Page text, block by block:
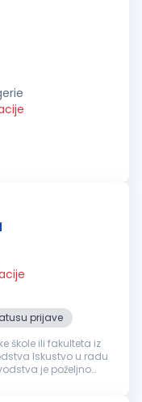
prijave
Iskustvo u radu
je poželjno